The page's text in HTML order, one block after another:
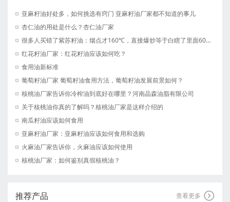
亚麻籽油好处多，如何挑选有窍门 亚麻籽油厂家都不知道的事儿
杏仁油的用处是什么？杏仁油厂家
很多人买错了紫苏籽油：烟点才160℃，直接爆炒等于白瞎了里面60%的α-亚麻酸 紫苏籽油厂家
红花籽油厂家：红花籽油应该如何吃？
食用油新标准
葡萄籽油厂家 葡萄籽油食用方法，葡萄籽油发展前景如何？
核桃油厂家告诉你冷榨油到底好在哪里？河南晶森油脂有限公司
关于核桃油你真的了解吗？核桃油厂家是这样介绍的
南瓜籽油应该如何食用
亚麻籽油厂家：亚麻籽油应该如何食用和选购
火麻油厂家告诉你，火麻油应该如何使用
核桃油厂家：如何鉴别真假核桃油？
推荐产品 查看更多 